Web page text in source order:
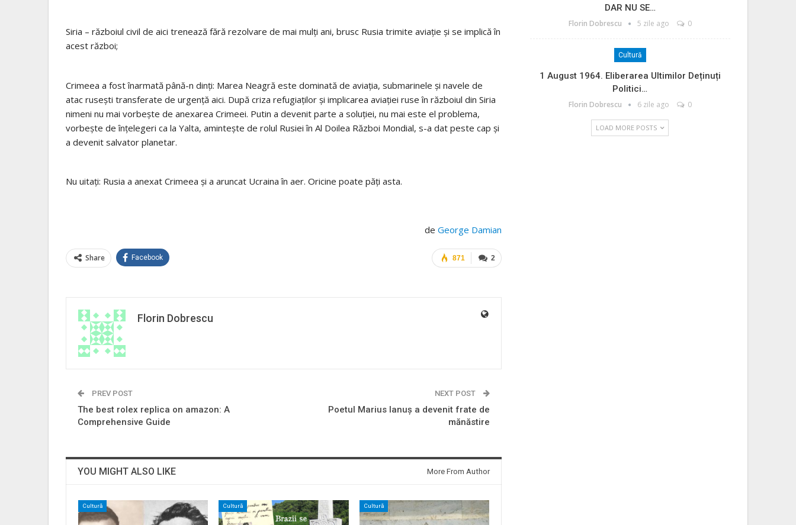
Siria – războiul civil de aici trenează fără rezolvare de mai mulți ani, brusc Rusia trimite aviație și se implică în
acest război;
Crimeea a fost înarmată până-n dinți: Marea Neagră este dominată de aviația, submarinele și navele de
atac rusești transferate de urgență aici. După criza refugiaților și implicarea aviației ruse în războiul din Siria
nimeni nu mai vorbește de anexarea Crimeei. Putin a devenit parte a soluției, nu mai este el problema,
vorbește de înțelegeri ca la Yalta, amintește de rolul Rusiei în Al Doilea Război Mondial, s-a dat peste cap și
a devenit salvator planetar.
Nu uitați: Rusia a anexat Crimeea și a aruncat Ucraina în aer. Oricine poate păți asta.
de George Damian
2
871
Share Facebook
Florin Dobrescu
PREV POST
The best rolex replica on amazon: A
Comprehensive Guide
NEXT POST
Poetul Marius Ianuş a devenit frate de
mănăstire
YOU MIGHT ALSO LIKE More From Author
Cultură Cultură Cultură
DAR NU SE…
Florin Dobrescu 5 zile ago 0
Cultură
1 August 1964. Eliberarea Ultimilor Deținuți
Politici…
Florin Dobrescu 6 zile ago 0
LOAD MORE POSTS